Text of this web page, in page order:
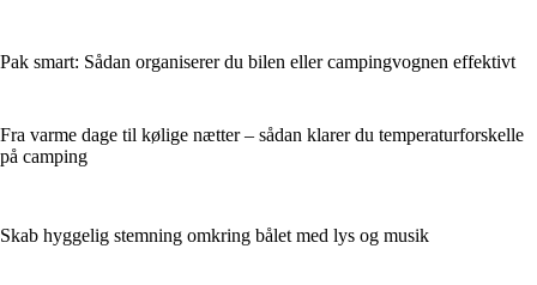
Pak smart: Sådan organiserer du bilen eller campingvognen effektivt
Fra varme dage til kølige nætter – sådan klarer du temperaturforskelle
på camping
Skab hyggelig stemning omkring bålet med lys og musik